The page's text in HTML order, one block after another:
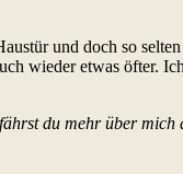
und doch so
wieder etwas öfter.
du mehr über mich